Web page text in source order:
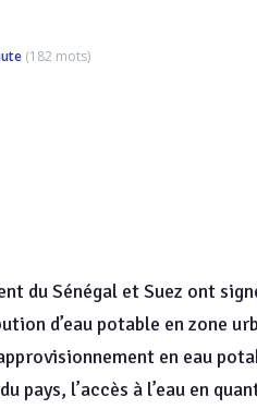
(182 mots)
du Sénégal et Suez ont
d’eau potable en zone
en eau
pays, l’accès à l’eau en